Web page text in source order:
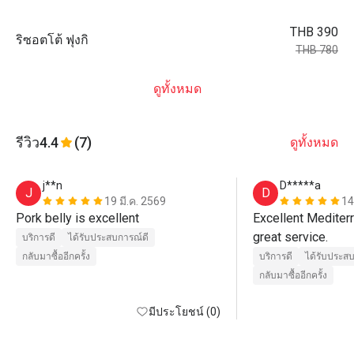
ริซอตโต้ ฟุงกิ
THB 390
THB 780
ดูทั้งหมด
รีวิว4.4 (7) ดูทั้งหมด
J
j**n
19 มี.ค. 2569
บริการดี
ได้รับประสบการณ์ดี
กลับมาซื้ออีกครั้ง
มีประโยชน์ (0)
D
D*****a
Excellent
great service.
บริการดี
ได้รับประส
กลับมาซื้ออีกครั้ง